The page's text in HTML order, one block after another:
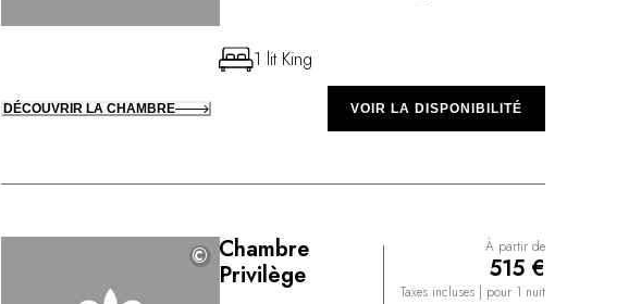
1 lit King
DÉCOUVRIR LA CHAMBRE VOIR LA DISPONIBILITÉ
© Chambre
Privilège
À partir de
515 €
Taxes incluses | pour 1 nuit